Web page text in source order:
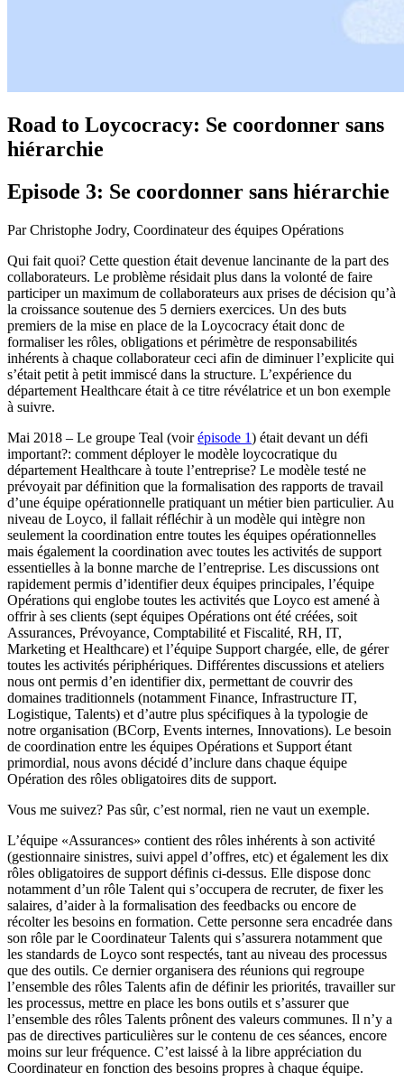
Road to Loycocracy: Se coordonner sans
hiérarchie
Episode 3: Se coordonner sans hiérarchie
Par Christophe Jodry, Coordinateur des équipes Opérations
Qui fait quoi? Cette question était devenue lancinante de la part des
collaborateurs. Le problème résidait plus dans la volonté de faire
participer un maximum de collaborateurs aux prises de décision qu’à
la croissance soutenue des 5 derniers exercices. Un des buts
premiers de la mise en place de la Loycocracy était donc de
formaliser les rôles, obligations et périmètre de responsabilités
inhérents à chaque collaborateur ceci afin de diminuer l’explicite qui
s’était petit à petit immiscé dans la structure. L’expérience du
département Healthcare était à ce titre révélatrice et un bon exemple
à suivre.
Mai 2018 – Le groupe Teal (voirépisode 1) était devant un défi
important?: comment déployer le modèle loycocratique du
département Healthcare à toute l’entreprise? Le modèle testé ne
prévoyait par définition que la formalisation des rapports de travail
d’une équipe opérationnelle pratiquant un métier bien particulier. Au
niveau de Loyco, il fallait réfléchir à un modèle qui intègre non
seulement la coordination entre toutes les équipes opérationnelles
mais également la coordination avec toutes les activités de support
essentielles à la bonne marche de l’entreprise. Les discussions ont
rapidement permis d’identifier deux équipes principales, l’équipe
Opérations qui englobe toutes les activités que Loyco est amené à
offrir à ses clients (sept équipes Opérations ont été créées, soit
Assurances, Prévoyance, Comptabilité et Fiscalité, RH, IT,
Marketing et Healthcare) et l’équipe Support chargée, elle, de gérer
toutes les activités périphériques. Différentes discussions et ateliers
nous ont permis d’en identifier dix, permettant de couvrir des
domaines traditionnels (notamment Finance, Infrastructure IT,
Logistique, Talents) et d’autre plus spécifiques à la typologie de
notre organisation (BCorp, Events internes, Innovations). Le besoin
de coordination entre les équipes Opérations et Support étant
primordial, nous avons décidé d’inclure dans chaque équipe
Opération des rôles obligatoires dits de support.
Vous me suivez? Pas sûr, c’est normal, rien ne vaut un exemple.
L’équipe «Assurances» contient des rôles inhérents à son activité
(gestionnaire sinistres, suivi appel d’offres, etc) et également les dix
rôles obligatoires de support définis ci-dessus. Elle dispose donc
notamment d’un rôle Talent qui s’occupera de recruter, de fixer les
salaires, d’aider à la formalisation des feedbacks ou encore de
récolter les besoins en formation. Cette personne sera encadrée dans
son rôle par le Coordinateur Talents qui s’assurera notamment que
les standards de Loyco sont respectés, tant au niveau des processus
que des outils. Ce dernier organisera des réunions qui regroupe
l’ensemble des rôles Talents afin de définir les priorités, travailler sur
les processus, mettre en place les bons outils et s’assurer que
l’ensemble des rôles Talents prônent des valeurs communes. Il n’y a
pas de directives particulières sur le contenu de ces séances, encore
moins sur leur fréquence. C’est laissé à la libre appréciation du
Coordinateur en fonction des besoins propres à chaque équipe.